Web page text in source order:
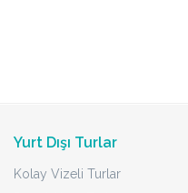
Yurt Dışı Turlar
Kolay Vizeli Turlar